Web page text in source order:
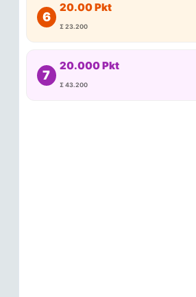
6
20.00 Pkt
Σ 23.200
7
20.000 Pkt
Σ 43.200